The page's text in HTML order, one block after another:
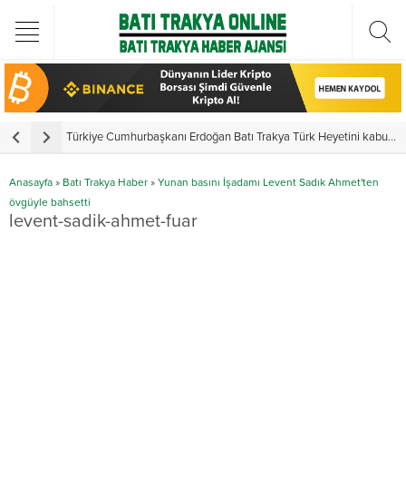
Türkiye Cumhurbaşkanı Erdoğan Batı Trakya Türk Heyetini kabul etti
Anasayfa » Batı Trakya Haber » Yunan basını İşadamı Levent Sadık Ahmet'ten
övgüyle bahsetti
levent-sadik-ahmet-fuar